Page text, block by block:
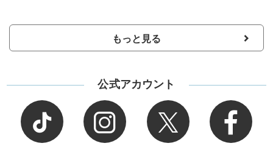
もっと見る
公式アカウント